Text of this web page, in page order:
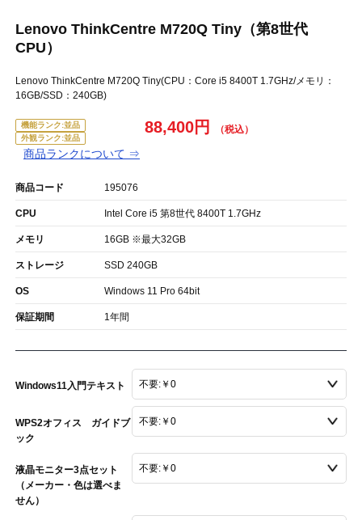
Lenovo ThinkCentre M720Q Tiny（第8世代
CPU）
Lenovo ThinkCentre M720Q Tiny(CPU：Core i5 8400T 1.7GHz/メモリ：
16GB/SSD：240GB)
機能ランク:並品
外観ランク:並品
商品ランクについて ⇒
88,400円
商品コード 195076
CPU Intel Core i5 第8世代 8400T 1.7GHz
メモリ 16GB ※最大32GB
ストレージ SSD 240GB
OS Windows 11 Pro 64bit
保証期間 1年間
Windows11入門テキスト
WPS2オフィス ガイドブ
ック
液晶モニター3点セット
（メーカー・色は選べま
せん）